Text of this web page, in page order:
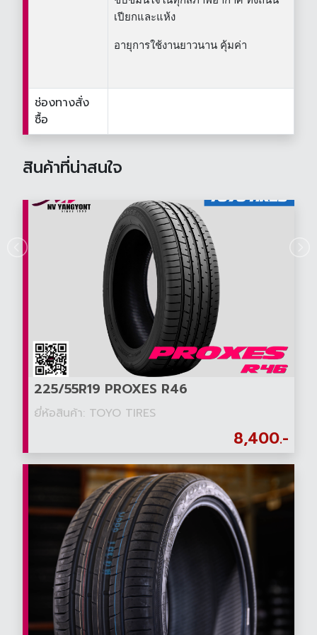
เปียกและแห้ง
อายุการใช้งานยาวนาน คุ้มค่า
ช่องทางสั่ง
ซื้อ
สินค้าที่น่าสนใจ
225/55R19 PROXES R46
ยี่ห้อสินค้า: TOYO TIRES
8,400.-